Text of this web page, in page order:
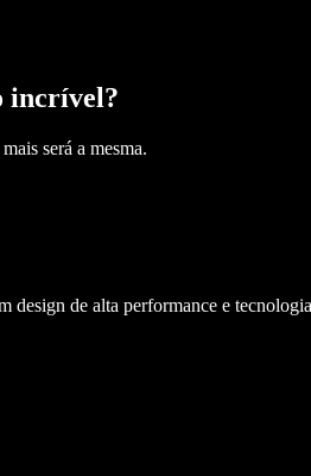
incrível?
será a mesma.
design de alta performance e